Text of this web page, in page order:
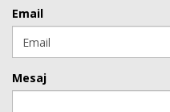
Email
Mesaj